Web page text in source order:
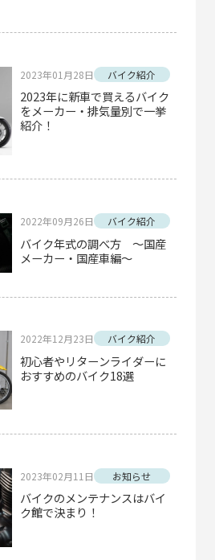
2023年01月28日 バイク紹介
2023年に新車で買えるバイク
をメーカー・排気量別で一挙
紹介！
2022年09月26日 バイク紹介
バイク年式の調べ方 ～国産
メーカー・国産車編～
2022年12月23日 バイク紹介
初心者やリターンライダーに
おすすめのバイク18選
2023年02月11日 お知らせ
バイクのメンテナンスはバイ
ク館で決まり！